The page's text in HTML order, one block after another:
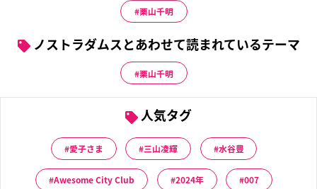
栗山千明
ノストラダムスとあわせて読まれているテーマ
栗山千明
人気タグ
愛子さま 三山凌輝 水谷豊
Awesome City Club 2024年 007